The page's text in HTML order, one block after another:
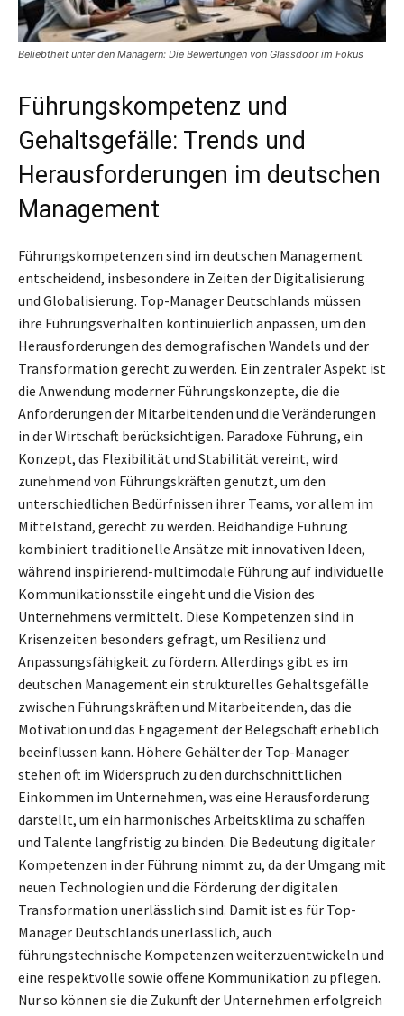
Beliebtheit unter den Managern: Die Bewertungen von Glassdoor im Fokus
Führungskompetenz und
Gehaltsgefälle: Trends und
Herausforderungen im deutschen
Management
Führungskompetenzen sind im deutschen Management
entscheidend, insbesondere in Zeiten der Digitalisierung
und Globalisierung. Top-Manager Deutschlands müssen
ihre Führungsverhalten kontinuierlich anpassen, um den
Herausforderungen des demografischen Wandels und der
Transformation gerecht zu werden. Ein zentraler Aspekt ist
die Anwendung moderner Führungskonzepte, die die
Anforderungen der Mitarbeitenden und die Veränderungen
in der Wirtschaft berücksichtigen. Paradoxe Führung, ein
Konzept, das Flexibilität und Stabilität vereint, wird
zunehmend von Führungskräften genutzt, um den
unterschiedlichen Bedürfnissen ihrer Teams, vor allem im
Mittelstand, gerecht zu werden. Beidhändige Führung
kombiniert traditionelle Ansätze mit innovativen Ideen,
während inspirierend-multimodale Führung auf individuelle
Kommunikationsstile eingeht und die Vision des
Unternehmens vermittelt. Diese Kompetenzen sind in
Krisenzeiten besonders gefragt, um Resilienz und
Anpassungsfähigkeit zu fördern. Allerdings gibt es im
deutschen Management ein strukturelles Gehaltsgefälle
zwischen Führungskräften und Mitarbeitenden, das die
Motivation und das Engagement der Belegschaft erheblich
beeinflussen kann. Höhere Gehälter der Top-Manager
stehen oft im Widerspruch zu den durchschnittlichen
Einkommen im Unternehmen, was eine Herausforderung
darstellt, um ein harmonisches Arbeitsklima zu schaffen
und Talente langfristig zu binden. Die Bedeutung digitaler
Kompetenzen in der Führung nimmt zu, da der Umgang mit
neuen Technologien und die Förderung der digitalen
Transformation unerlässlich sind. Damit ist es für Top-
Manager Deutschlands unerlässlich, auch
führungstechnische Kompetenzen weiterzuentwickeln und
eine respektvolle sowie offene Kommunikation zu pflegen.
Nur so können sie die Zukunft der Unternehmen erfolgreich